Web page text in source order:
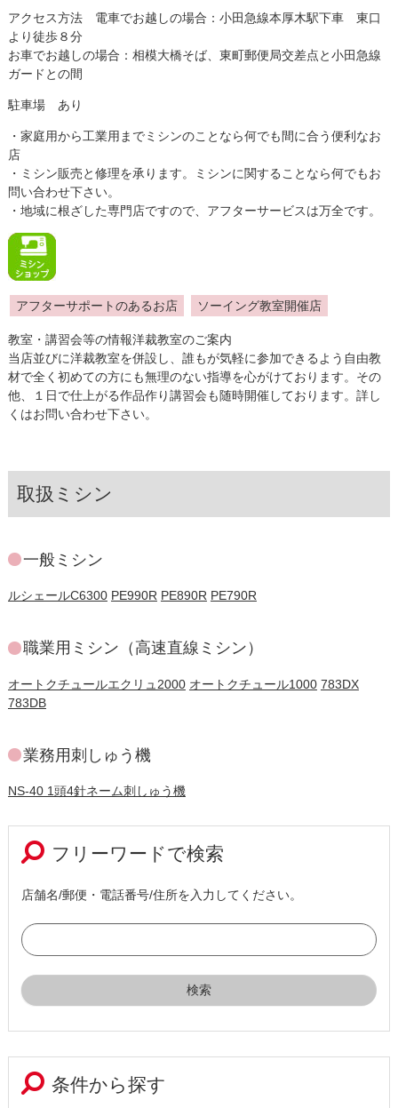
アクセス方法 電車でお越しの場合：小田急線本厚木駅下車 東口
より徒歩８分
お車でお越しの場合：相模大橋そば、東町郵便局交差点と小田急線
ガードとの間
駐車場 あり
・家庭用から工業用までミシンのことなら何でも間に合う便利なお
店
・ミシン販売と修理を承ります。ミシンに関することなら何でもお
問い合わせ下さい。
・地域に根ざした専門店ですので、アフターサービスは万全です。
アフターサポートのあるお店 ソーイング教室開催店
教室・講習会等の情報洋裁教室のご案内
当店並びに洋裁教室を併設し、誰もが気軽に参加できるよう自由教
材で全く初めての方にも無理のない指導を心がけております。その
他、１日で仕上がる作品作り講習会も随時開催しております。詳し
くはお問い合わせ下さい。
取扱ミシン
一般ミシン
ルシェールC6300 PE990R PE890R PE790R
職業用ミシン（高速直線ミシン）
オートクチュールエクリュ2000 オートクチュール1000 783DX
783DB
業務用刺しゅう機
NS-40 1頭4針ネーム刺しゅう機
フリーワードで検索
店舗名/郵便・電話番号/住所を入力してください。
条件から探す